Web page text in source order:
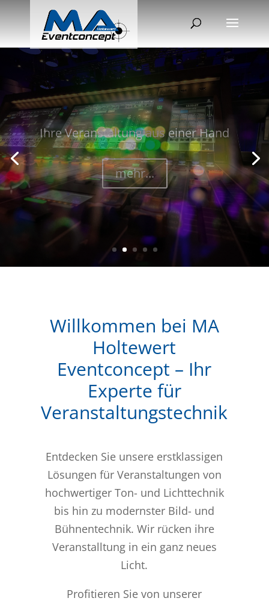
Willkommen bei MA
Holtewert
Eventconcept – Ihr
Experte für
Veranstaltungstechnik
Entdecken Sie unsere erstklassigen
Lösungen für Veranstaltungen von
hochwertiger Ton- und Lichttechnik
bis hin zu modernster Bild- und
Bühnentechnik. Wir rücken ihre
Veranstalltung in ein ganz neues
Licht.
Profitieren Sie von unserer